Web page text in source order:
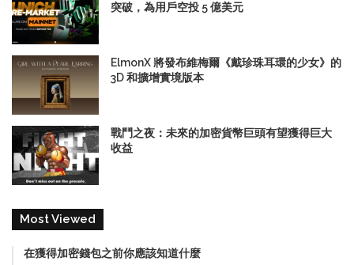
突破，為用戶空投 5 億美元
ElmonX 將發布維梅爾《戴珍珠耳環的少女》的
3D 和擴增實境版本
戰鬥之夜：未來的加密貨幣巨頭有望獲得巨大
收益
Most Viewed
在獲得加密錢包之前你應該知道什麼